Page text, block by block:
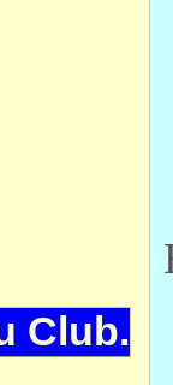
Club.